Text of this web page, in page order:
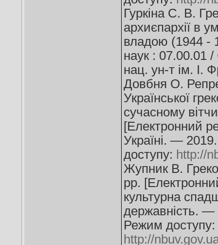
Гуркіна С. В.
архиєпархії в
владою (1944 -
наук : 07.00.01
нац. ун-т ім. І.
Довбня О.
Української
сучасному
[Електронний
Україні. —
доступу: http://
Жупник В.
рр.
культурна
державність.
Режим доступу:
http://